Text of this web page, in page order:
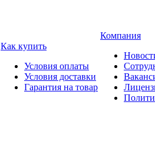
Как купить
Условия оплаты
Условия доставки
Гарантия на товар
Компания